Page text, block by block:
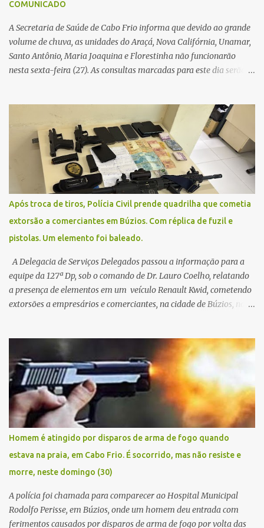
COMUNICADO
A Secretaria de Saúde de Cabo Frio informa que devido ao grande
volume de chuva, as unidades do Araçá, Nova Califórnia, Unamar,
Santo Antônio, Maria Joaquina e Florestinha não funcionarão
nesta sexta-feira (27). As consultas marcadas para este dia serão
Contamos com a compreensão de toda população, pois se trata de
uma situação climática que foge ao controle da administração
pública.
Após troca de tiros, Polícia Civil prende quadrilha que cometia
extorsão a comerciantes em Búzios. Com réplica de fuzil e
pistolas. Um elemento foi baleado.
A Delegacia de Serviços Delegados passou a informação para a
equipe da 127ª Dp, sob o comando de Dr. Lauro Coelho, relatando
a presença de elementos em um veículo Renault Kwid, cometendo
extorsões a empresários e comerciantes, na cidade de Búzios, na
fugir da cidade Buziana. Um dos detidos é policial civil e este foi
baleado na perna na troca de tiros . Na ocorrência, três armas,
pistolas e uma réplica de fuzil, foram apreendidas. O homem
baleado foi identificado como Claudio Bastos, conhecido no meio
político.
Homem é atingido por disparos de arma de fogo quando
estava na praia, em Cabo Frio. É socorrido, mas não resiste e
morre, neste domingo (30)
A polícia foi chamada para comparecer ao Hospital Municipal
Rodolfo Perisse, em Búzios, onde um homem deu entrada com
ferimentos causados por disparos de arma de fogo por volta das